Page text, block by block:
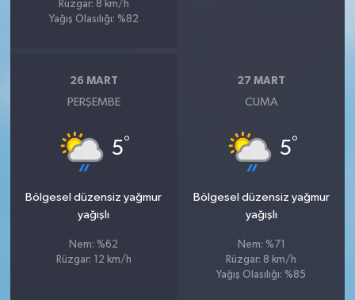
Rüzgar: 8 km/h
Yağış Olasılığı: %82
26 MART
PERŞEMBE
5°
Bölgesel düzensiz yağmur
yağışlı
Nem: %62
Rüzgar: 12 km/h
27 MART
CUMA
5°
Bölgesel düzensiz yağmur
yağışlı
Nem: %71
Rüzgar: 8 km/h
Yağış Olasılığı: %85